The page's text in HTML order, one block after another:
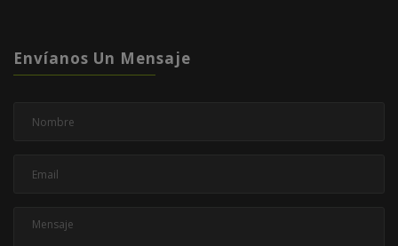
Envíanos Un Mensaje